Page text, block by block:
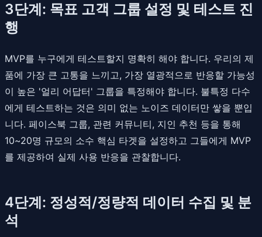
3단계: 목표 고객 그룹 설정 및 테스트 진
행
MVP를 누구에게 테스트할지 명확히 해야 합니다. 우리의 제
품에 가장 큰 고통을 느끼고, 가장 열광적으로 반응할 가능성
이 높은 '얼리 어답터' 그룹을 특정해야 합니다. 불특정 다수
에게 테스트하는 것은 의미 없는 노이즈 데이터만 쌓을 뿐입
니다. 페이스북 그룹, 관련 커뮤니티, 지인 추천 등을 통해
10~20명 규모의 소수 핵심 타겟을 설정하고 그들에게 MVP
를 제공하여 실제 사용 반응을 관찰합니다.
4단계: 정성적/정량적 데이터 수집 및 분
석